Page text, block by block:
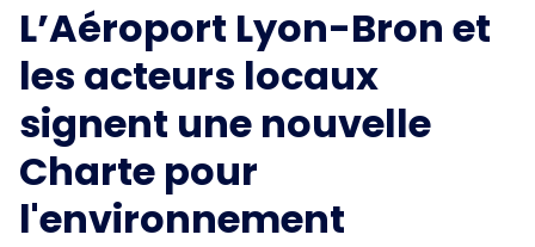
L’Aéroport Lyon-Bron et
les acteurs locaux
signent une nouvelle
Charte pour
l'environnement